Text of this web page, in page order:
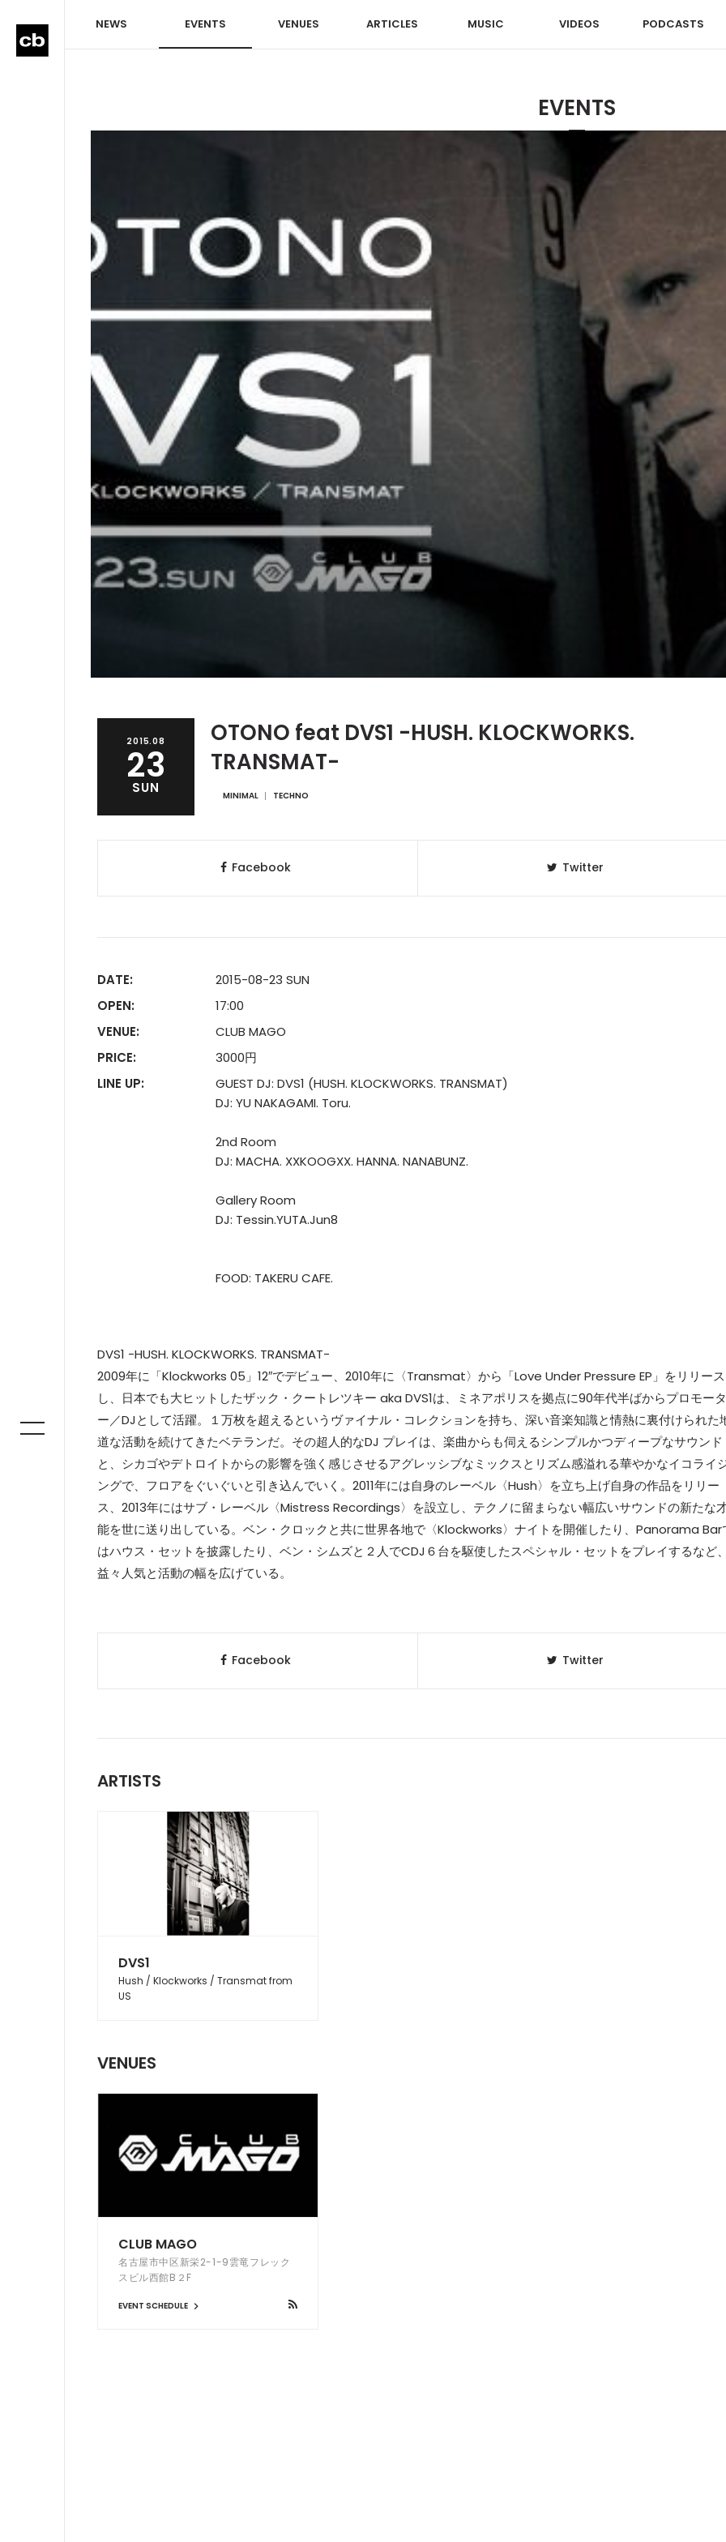
NEWS EVENTS VENUES ARTICLES MUSIC VIDEOS PODCASTS
EVENTS
2015.08
23
SUN
OTONO feat DVS1 -HUSH. KLOCKWORKS.
TRANSMAT-
MINIMAL TECHNO
Facebook Twitter
DATE:
2015-08-23 SUN
OPEN:
17:00
VENUE:
CLUB MAGO
PRICE:
3000円
LINE UP:
GUEST DJ: DVS1 (HUSH. KLOCKWORKS. TRANSMAT)
DJ: YU NAKAGAMI. Toru.
2nd Room
DJ: MACHA. XXKOOGXX. HANNA. NANABUNZ.
Gallery Room
DJ: Tessin.YUTA.Jun8
FOOD: TAKERU CAFE.
DVS1 -HUSH. KLOCKWORKS. TRANSMAT-
2009年に「Klockworks 05」12″でデビュー、2010年に〈Transmat〉から「Love Under Pressure EP」をリリース
し、日本でも大ヒットしたザック・クートレツキー aka DVS1は、ミネアポリスを拠点に90年代半ばからプロモータ
ー／DJとして活躍。１万枚を超えるというヴァイナル・コレクションを持ち、深い音楽知識と情熱に裏付けられた
道な活動を続けてきたベテランだ。その超人的なDJ プレイは、楽曲からも伺えるシンプルかつディープなサウンド
と、シカゴやデトロイトからの影響を強く感じさせるアグレッシブなミックスとリズム感溢れる華やかなイコライ
ングで、フロアをぐいぐいと引き込んでいく。2011年には自身のレーベル〈Hush〉を立ち上げ自身の作品をリリー
ス、2013年にはサブ・レーベル〈Mistress Recordings〉を設立し、テクノに留まらない幅広いサウンドの新たな
能を世に送り出している。ベン・クロックと共に世界各地で〈Klockworks〉ナイトを開催したり、Panorama Bar
はハウス・セットを披露したり、ベン・シムズと２人でCDJ６台を駆使したスペシャル・セットをプレイするなど
益々人気と活動の幅を広げている。
Facebook Twitter
ARTISTS
DVS1
Hush / Klockworks / Transmat from
US
VENUES
CLUB MAGO
名古屋市中区新栄2-1-9雲竜フレック
スビル西館B２F
EVENT SCHEDULE